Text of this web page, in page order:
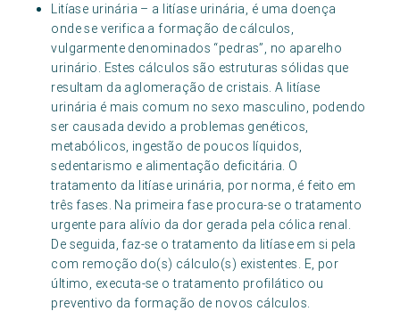
Litíase urinária – a litíase urinária, é uma doença
onde se verifica a formação de cálculos,
vulgarmente denominados “pedras”, no aparelho
urinário. Estes cálculos são estruturas sólidas que
resultam da aglomeração de cristais. A litíase
urinária é mais comum no sexo masculino, podendo
ser causada devido a problemas genéticos,
metabólicos, ingestão de poucos líquidos,
sedentarismo e alimentação deficitária. O
tratamento da litíase urinária, por norma, é feito em
três fases. Na primeira fase procura-se o tratamento
urgente para alívio da dor gerada pela cólica renal.
De seguida, faz-se o tratamento da litíase em si pela
com remoção do(s) cálculo(s) existentes. E, por
último, executa-se o tratamento profilático ou
preventivo da formação de novos cálculos.